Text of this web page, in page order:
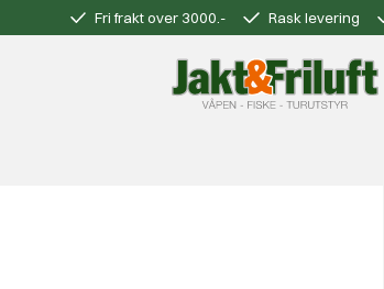
Fri frakt over 3000.- Rask levering